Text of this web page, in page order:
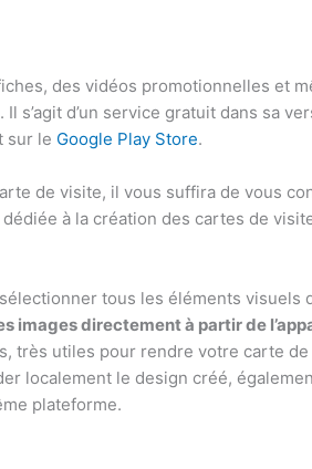
des vidéos promotionnelles et
. Il s’agit d’un service gratuit dans sa
sur le Google Play Store.
de visite, il vous suffira de vous
à la création des cartes de
tous les éléments visuels
images directement à partir de
très utiles pour rendre votre carte
localement le design créé,
plateforme.